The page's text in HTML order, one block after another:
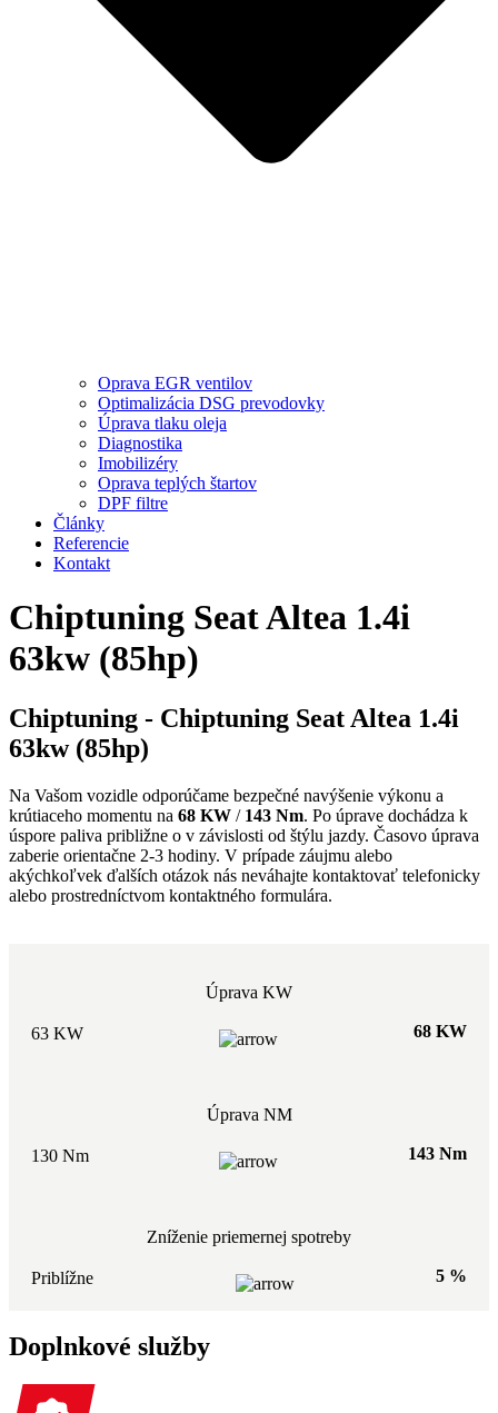
Oprava EGR ventilov
Optimalizácia DSG prevodovky
Úprava tlaku oleja
Diagnostika
Imobilizéry
Oprava teplých štartov
DPF filtre
Články
Referencie
Kontakt
Chiptuning Seat Altea 1.4i
63kw (85hp)
Chiptuning - Chiptuning Seat Altea 1.4i
63kw (85hp)
Na Vašom vozidle odporúčame bezpečné navýšenie výkonu a
krútiaceho momentu na 68 KW / 143 Nm. Po úprave dochádza k
úspore paliva približne o v závislosti od štýlu jazdy. Časovo úprava
zaberie orientačne 2-3 hodiny. V prípade záujmu alebo
akýchkoľvek ďalších otázok nás neváhajte kontaktovať telefonicky
alebo prostredníctvom kontaktného formulára.
Úprava KW
63 KW 68 KW
Úprava NM
130 Nm 143 Nm
Zníženie priemernej spotreby
Priblížne 5 %
Doplnkové služby